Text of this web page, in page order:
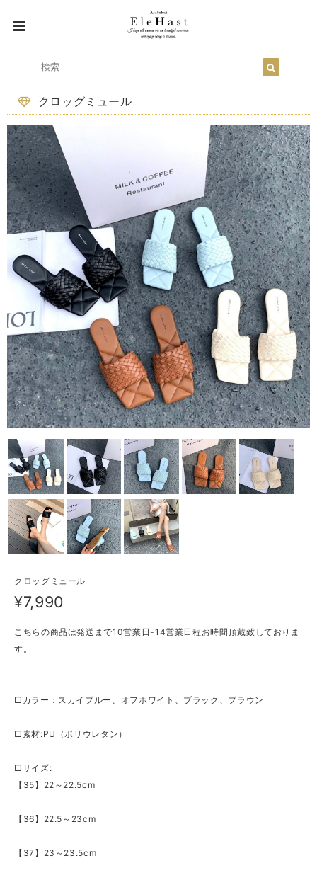
クロッグミュール
クロッグミュール
¥7,990
こちらの商品は発送まで10営業日-14営業日程お時間頂戴致しておりま
す。
□カラー：スカイブルー、オフホワイト、ブラック、ブラウン
□素材:PU（ポリウレタン）
□サイズ:
【35】22～22.5cm
【36】22.5～23cm
【37】23～23.5cm